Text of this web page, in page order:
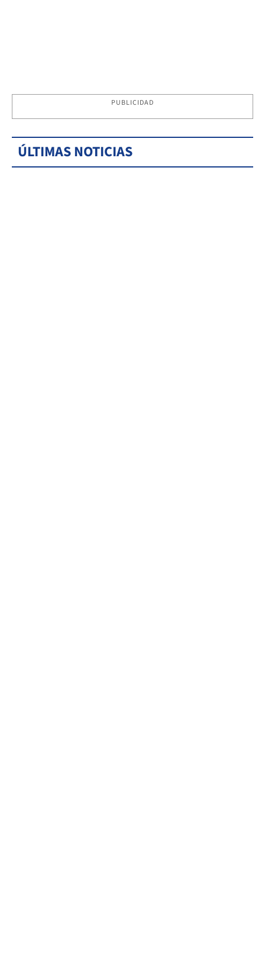
PUBLICIDAD
ÚLTIMAS NOTICIAS